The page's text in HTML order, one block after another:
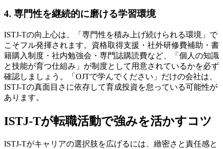
4. 専門性を継続的に磨ける学習環境
ISTJ-Tの向上心は、「専門性を積み上げ続けられる環境」で
こそフル発揮されます。資格取得支援・社外研修費補助・書
籍購入制度・社内勉強会・専門誌購読費など、「個人の知識
と技能が育つ仕組み」が制度として用意されているかを必ず
確認しましょう。「OJTで学んでください」だけの会社は、
ISTJ-Tの真面目さに依存して育成投資を怠っている可能性が
あります。
ISTJ-Tが転職活動で強みを活かすコツ
ISTJ-Tがキャリアの選択肢を広げるには、緻密さと責任感と